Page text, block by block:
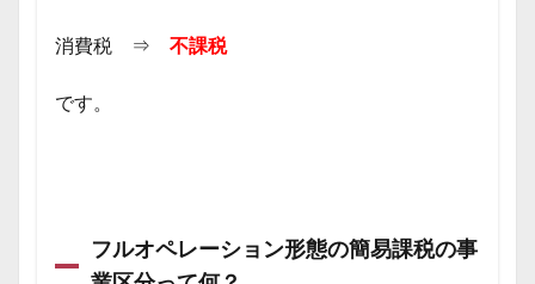
消費税 ⇒ 不課税
です。
フルオペレーション形態の簡易課税の事